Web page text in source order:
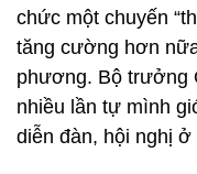
chức một chuyến
tăng cường hơn
phương. Bộ trưởng
nhiều lần tự mình
diễn đàn, hội nghị